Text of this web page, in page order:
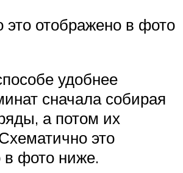
это отображено в фото
удобнее
сначала собирая
а потом их
это
в фото ниже.